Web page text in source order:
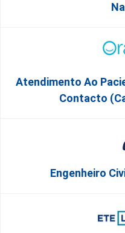
Atendimento Ao
Contacto
Engenheiro